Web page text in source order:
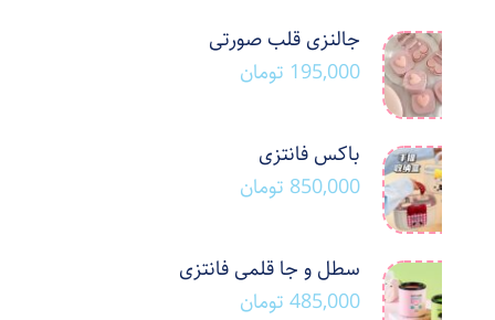
جالنزی قلب صورتی
195,000 تومان
باکس فانتزی
850,000 تومان
سطل و جا قلمی فانتزی
485,000 تومان